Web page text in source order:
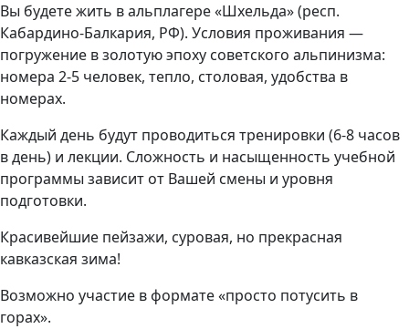
Вы будете жить в альплагере «Шхельда» (респ.
Кабардино-Балкария, РФ). Условия проживания —
погружение в золотую эпоху советского альпинизма:
номера 2-5 человек, тепло, столовая, удобства в
номерах.
Каждый день будут проводиться тренировки (6-8 часов
в день) и лекции. Сложность и насыщенность учебной
программы зависит от Вашей смены и уровня
подготовки.
Красивейшие пейзажи, суровая, но прекрасная
кавказская зима!
Возможно участие в формате «просто потусить в
горах».